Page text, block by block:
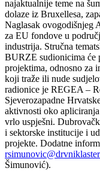
najaktualnije teme na
dolaze iz Bruxellesa,
Naglasak ovogodišnjeg
za EU fondove u
industrija. Stručna
BURZE sudionicima će
projektima, odnosno za
koji traže ili nude
radionice je REGEA –
Sjeverozapadne
aktivnosti oko
vrlo uspješni.
i sektorske institucije i
projekte. Dodatne
Šimunović).